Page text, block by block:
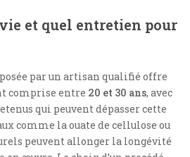
et quel entretien pour
par un artisan qualifié offre
comprise entre 20 et 30 ans, avec
qui peuvent dépasser cette
comme la ouate de cellulose ou
peuvent allonger la longévité